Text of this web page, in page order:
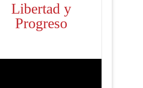
Libertad y
Progreso